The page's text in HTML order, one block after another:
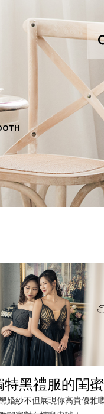
特黑禮服的閨蜜
婚紗不但展現你高貴優雅